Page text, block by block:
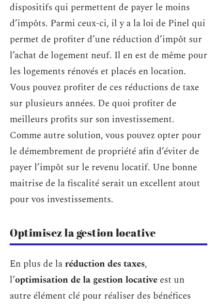
dispositifs qui permettent de payer le moins
d’impôts. Parmi ceux-ci, il y a la loi de Pinel qui
permet de profiter d’une réduction d’impôt sur
l’achat de logement neuf. Il en est de même pour
les logements rénovés et placés en location.
Vous pouvez profiter de ces réductions de taxe
sur plusieurs années. De quoi profiter de
meilleurs profits sur son investissement.
Comme autre solution, vous pouvez opter pour
le démembrement de propriété afin d’éviter de
payer l’impôt sur le revenu locatif. Une bonne
maitrise de la fiscalité serait un excellent atout
pour vos investissements.
Optimisez la gestion locative
En plus de laréduction des taxes,
l’optimisation de la gestion locative est un
autre élément clé pour réaliser des bénéfices